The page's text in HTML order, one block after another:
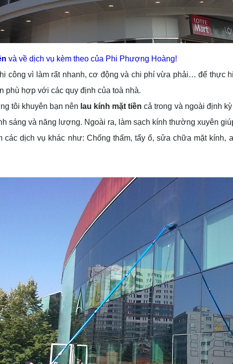
và về dịch vụ kèm theo của Phi Phượng Hoàng!
công vì làm rất nhanh, cơ động và chi phí vừa phải… để thực
phù hợp với các quy định của toà nhà.
tôi khuyên bạn nên lau kính mặt tiền cả trong và ngoài định
sáng và năng lượng. Ngoài ra, làm sạch kính thường xuyên
các dịch vụ khác như: Chống thấm, tẩy ố, sửa chữa mặt